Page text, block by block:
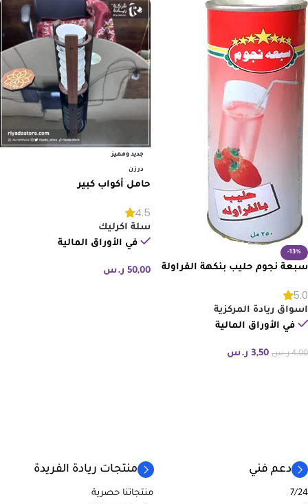
-13%
سبعة نجوم حليب بنكهة الفراولة
5.0
اسواق ريادة المركزية
في الأوراق المالية
4,00 ر.س 3,50 ر.س
جديد ومميز
درزن
حامل أكواب كبير
4.5
سلة اكرليك
في الأوراق المالية
50,00 ر.س
دعم فني
7/24
منتجات ريادة الفريدة
منتجاتنا حصرية